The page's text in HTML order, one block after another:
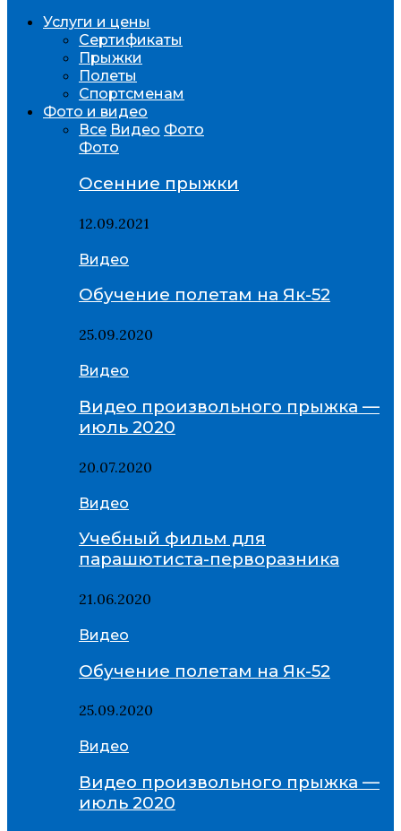
Услуги и цены
Сертификаты
Прыжки
Полеты
Спортсменам
Фото и видео
Все Видео Фото
Фото
Осенние прыжки
12.09.2021
Видео
Обучение полетам на Як-52
25.09.2020
Видео
Видео произвольного прыжка —
июль 2020
20.07.2020
Видео
Учебный фильм для
парашютиста-перворазника
21.06.2020
Видео
Обучение полетам на Як-52
25.09.2020
Видео
Видео произвольного прыжка —
июль 2020